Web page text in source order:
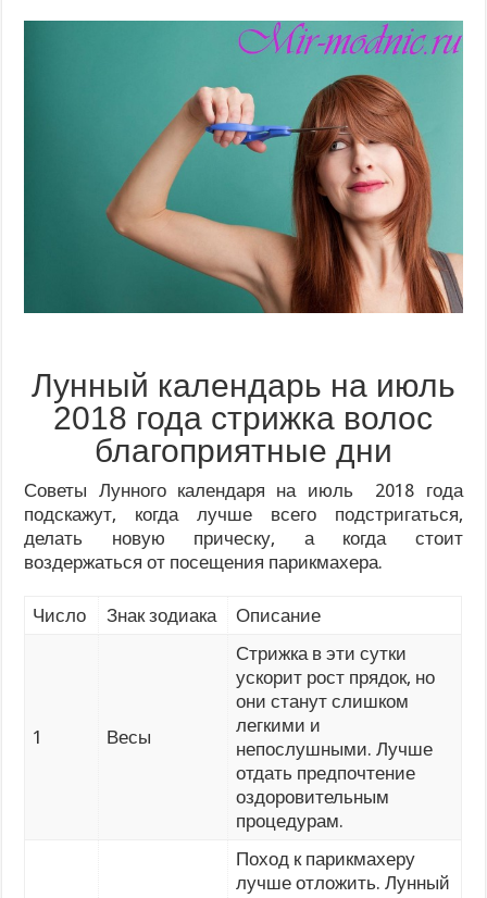
Лунный календарь на июль
2018 года стрижка волос
благоприятные дни
Советы Лунного календаря на июль 2018 года
подскажут, когда лучше всего подстригаться,
делать новую прическу, а когда стоит
воздержаться от посещения парикмахера.
Число Знак зодиака Описание
1 Весы
Стрижка в эти сутки
ускорит рост прядок, но
они станут слишком
легкими и
непослушными. Лучше
отдать предпочтение
оздоровительным
процедурам.
Поход к парикмахеру
лучше отложить. Лунный